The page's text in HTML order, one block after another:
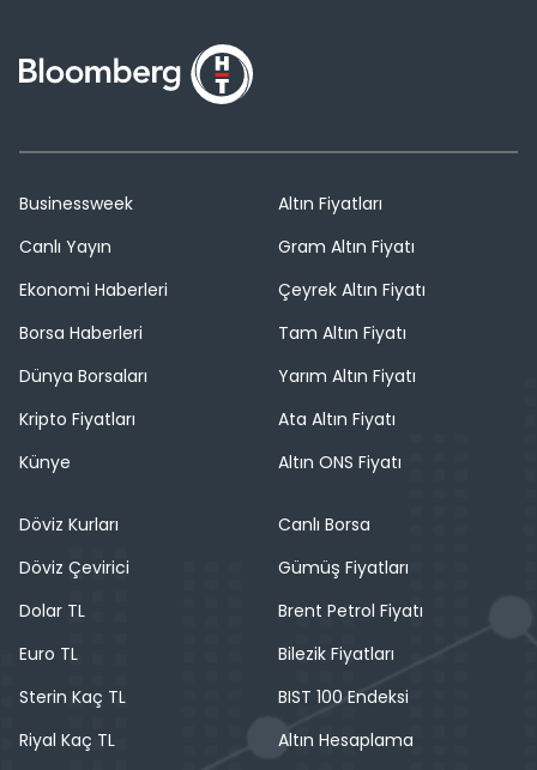
Businessweek
Canlı Yayın
Ekonomi Haberleri
Borsa Haberleri
Dünya Borsaları
Kripto Fiyatları
Künye
Altın Fiyatları
Gram Altın Fiyatı
Çeyrek Altın Fiyatı
Tam Altın Fiyatı
Yarım Altın Fiyatı
Ata Altın Fiyatı
Altın ONS Fiyatı
Döviz Kurları
Döviz Çevirici
Dolar TL
Euro TL
Sterin Kaç TL
Riyal Kaç TL
Canlı Borsa
Gümüş Fiyatları
Brent Petrol Fiyatı
Bilezik Fiyatları
BIST 100 Endeksi
Altın Hesaplama